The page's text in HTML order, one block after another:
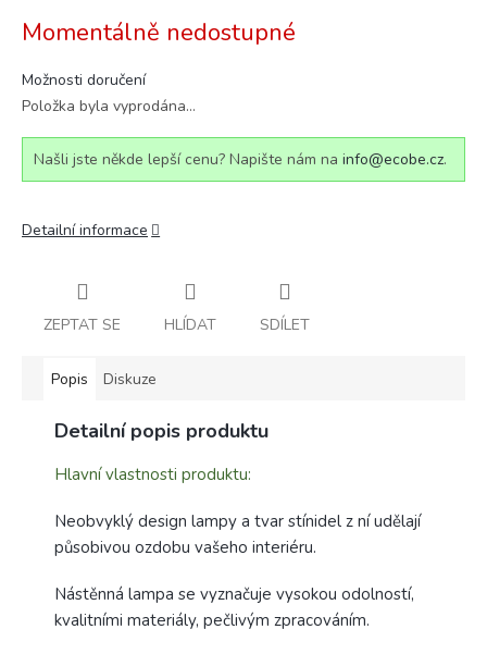
cena:
Momentálně nedostupné
Možnosti doručení
Položka byla vyprodána…
Našli jste někde lepší cenu? Napište nám na info@ecobe.cz.
Detailní informace
ZEPTAT SE HLÍDAT SDÍLET
Popis Diskuze
Detailní popis produktu
Hlavní vlastnosti produktu:
Neobvyklý design lampy a tvar stínidel z ní udělají
působivou ozdobu vašeho interiéru.
Nástěnná lampa se vyznačuje vysokou odolností,
kvalitními materiály, pečlivým zpracováním.